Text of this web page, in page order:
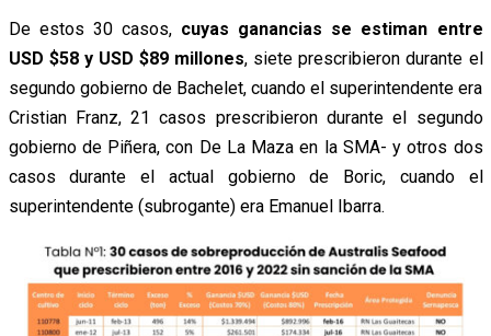
De estos 30 casos, cuyas ganancias se estiman entre
USD $58 y USD $89 millones, siete prescribieron durante el
segundo gobierno de Bachelet, cuando el superintendente era
Cristian Franz, 21 casos prescribieron durante el segundo
gobierno de Piñera, con De La Maza en la SMA- y otros dos
casos durante el actual gobierno de Boric, cuando el
superintendente (subrogante) era Emanuel Ibarra.